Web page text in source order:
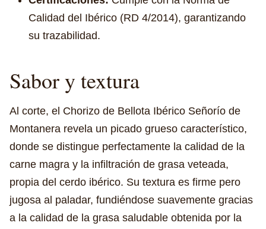
Calidad del Ibérico (RD 4/2014), garantizando
su trazabilidad.
Sabor y textura
Al corte, el Chorizo de Bellota Ibérico Señorío de
Montanera revela un picado grueso característico,
donde se distingue perfectamente la calidad de la
carne magra y la infiltración de grasa veteada,
propia del cerdo ibérico. Su textura es firme pero
jugosa al paladar, fundiéndose suavemente gracias
a la calidad de la grasa saludable obtenida por la